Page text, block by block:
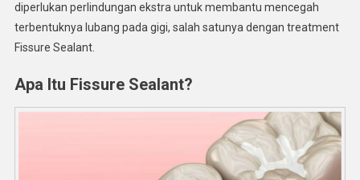
diperlukan perlindungan ekstra untuk membantu mencegah
terbentuknya lubang pada gigi, salah satunya dengan treatment
Fissure Sealant.
Apa Itu Fissure Sealant?